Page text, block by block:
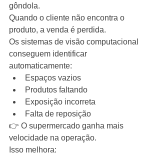
gôndola.
Quando o cliente não encontra o
produto, a venda é perdida.
Os sistemas de visão computacional
conseguem identificar
automaticamente:
Espaços vazios
Produtos faltando
Exposição incorreta
Falta de reposição
👉 O supermercado ganha mais
velocidade na operação.
Isso melhora: